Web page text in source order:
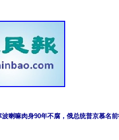
喇嘛肉身90年不腐，俄总统普京慕名前